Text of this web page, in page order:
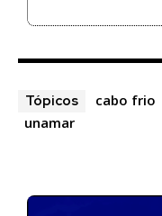
Tópicos cabo frio
unamar